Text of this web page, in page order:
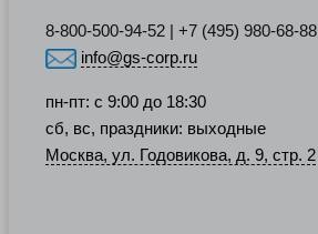
8-800-500-94-52 | +7 (495) 980-68-88
info@gs-corp.ru
пн-пт: с 9:00 до 18:30
сб, вс, праздники: выходные
Москва, ул. Годовикова, д. 9, стр. 2